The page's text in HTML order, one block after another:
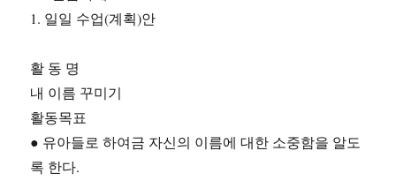
1. 일일 수업(계획)안
활 동 명
내 이름 꾸미기
활동목표
● 유아들로 하여금 자신의 이름에 대한 소중함을 알도
록 한다.